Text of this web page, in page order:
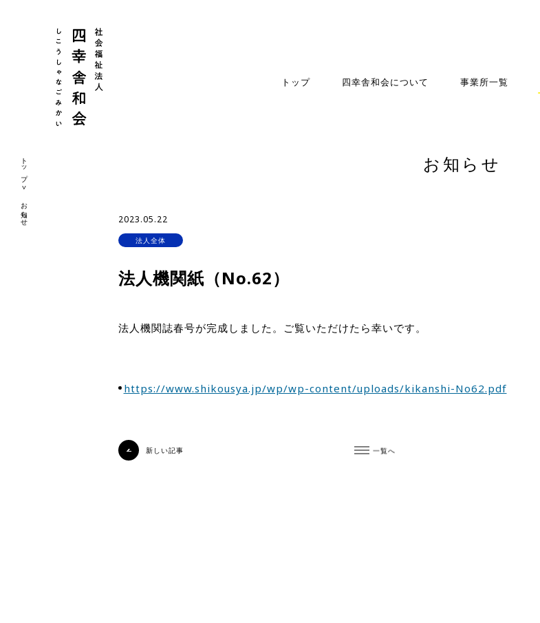
トップ 四幸舎和会について 事業所一覧
トップ
お知らせ
お知らせ
2023.05.22
法人全体
法人機関紙（No.62）
法人機関誌春号が完成しました。ご覧いただけたら幸いです。
https://www.shikousya.jp/wp/wp-content/uploads/kikanshi-No62.pdf
一覧へ
新しい記事